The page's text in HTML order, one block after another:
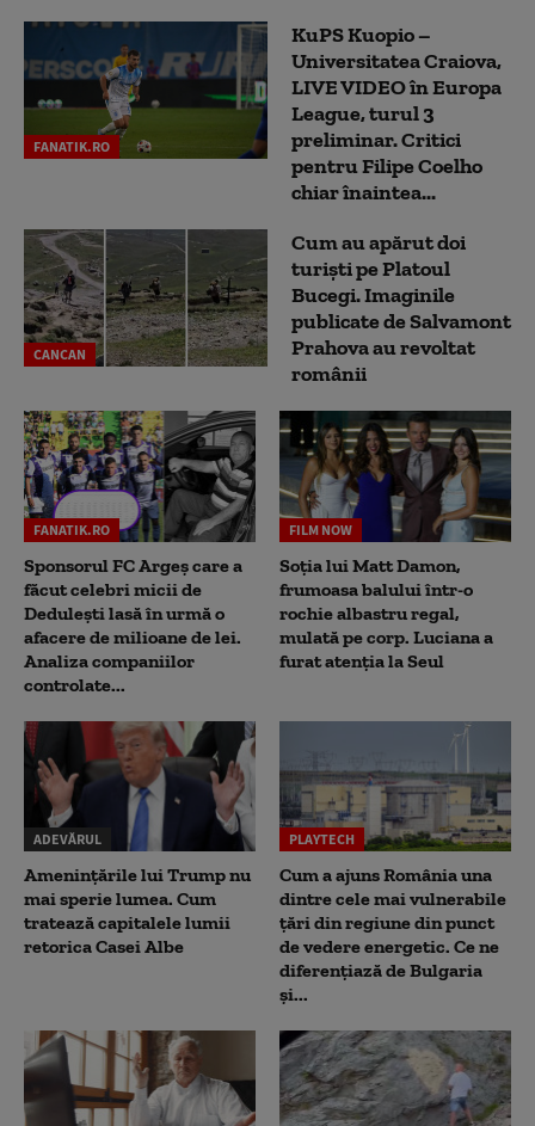
FANATIK.RO
KuPS Kuopio –
Universitatea Craiova,
LIVE VIDEO în Europa
League, turul 3
preliminar. Critici
pentru Filipe Coelho
chiar înaintea...
CANCAN
Cum au apărut doi
turiști pe Platoul
Bucegi. Imaginile
publicate de Salvamont
Prahova au revoltat
românii
FANATIK.RO
Sponsorul FC Argeș care a
făcut celebri micii de
Dedulești lasă în urmă o
afacere de milioane de lei.
Analiza companiilor
controlate...
FILM NOW
Soția lui Matt Damon,
frumoasa balului într-o
rochie albastru regal,
mulată pe corp. Luciana a
furat atenția la Seul
ADEVĂRUL
Amenințările lui Trump nu
mai sperie lumea. Cum
tratează capitalele lumii
retorica Casei Albe
PLAYTECH
Cum a ajuns România una
dintre cele mai vulnerabile
țări din regiune din punct
de vedere energetic. Ce ne
diferențiază de Bulgaria
și...